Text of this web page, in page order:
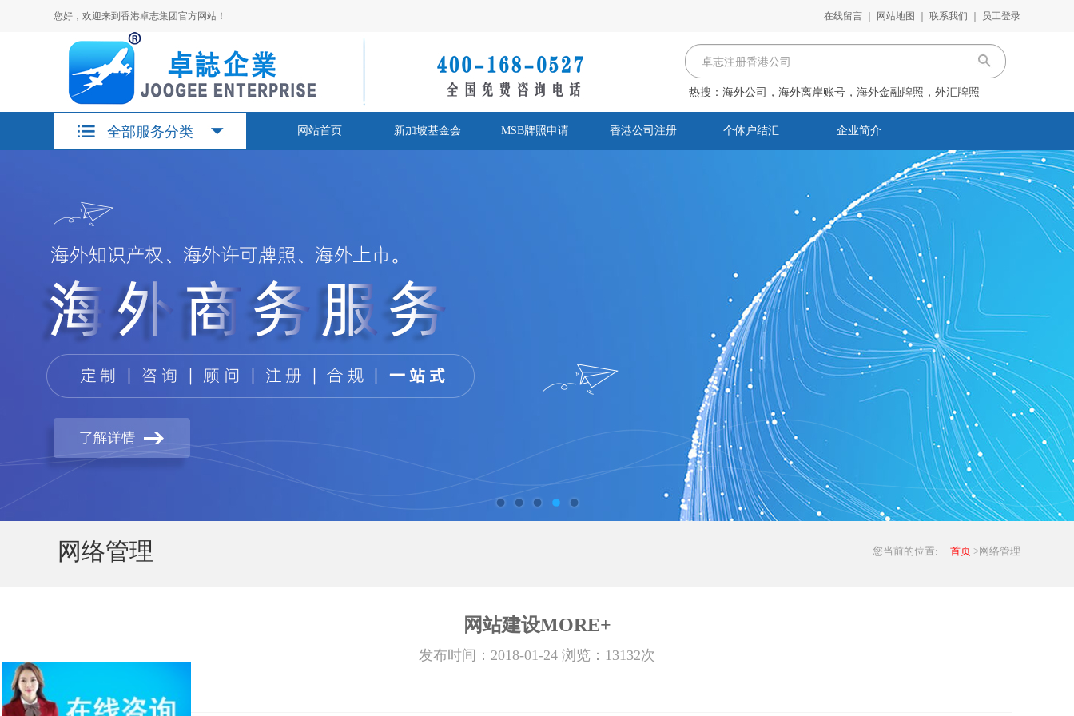
您好，欢迎来到香港卓志集团官方网站！ 在线留言 网站地图 联系我们 员工登录
热搜： 海外公司，海外离岸账号，海外金融牌照，外汇牌照
全部服务分类 网站首页 新加坡基金会 MSB牌照申请 香港公司注册 个体户结汇 企业简介
网络管理 您当前的位置: 首页 >网络管理
网站建设MORE+
发布时间：2018-01-24 浏览：13132次
亚马逊开店